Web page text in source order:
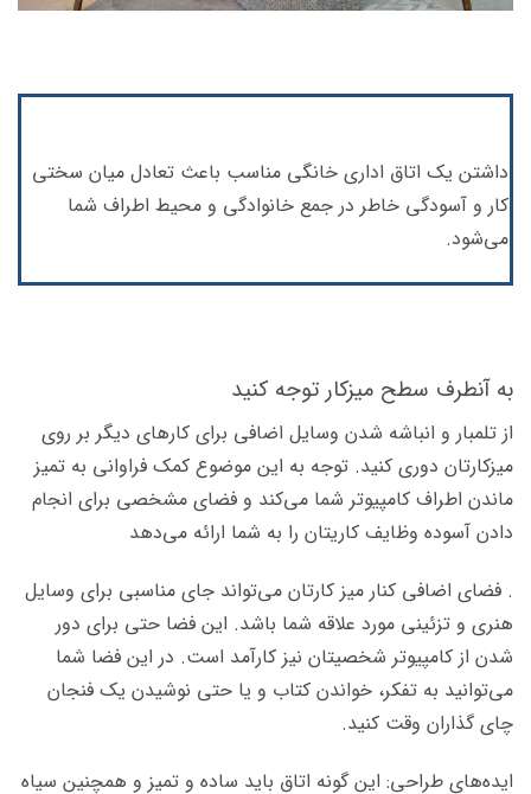
داشتن یک اتاق اداری خانگی مناسب باعث تعادل میان سختی
کار و آسودگی خاطر در جمع خانوادگی و محیط اطراف شما
می‌شود.
به آنطرف سطح میزکار توجه کنید
از تلمبار و انباشه شدن وسایل اضافی برای کارهای دیگر بر روی
میزکارتان دوری کنید. توجه به این موضوع کمک فراوانی به تمیز
ماندن اطراف کامپیوتر شما می‌کند و فضای مشخصی برای انجام
دادن آسوده وظایف کاریتان را به شما ارائه می‌دهد
. فضای اضافی کنار میز کارتان می‌تواند جای مناسبی برای وسایل
هنری و تزئینی مورد علاقه شما باشد. این فضا حتی برای دور
شدن از کامپیوتر شخصیتان نیز کارآمد است. در این فضا شما
می‌توانید به تفکر، خواندن کتاب و یا حتی نوشیدن یک فنجان
چای گذاران وقت کنید.
ایده‌های طراحی: این گونه اتاق باید ساده و تمیز و همچنین سیاه